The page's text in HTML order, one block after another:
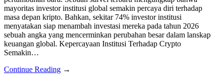
mayoritas investor institusi global semakin percaya diri terhadap
masa depan kripto. Bahkan, sekitar 74% investor institusi
menyatakan siap menambah investasi mereka pada tahun 2026
sebuah angka yang mencerminkan perubahan besar dalam lanskap
keuangan global. Kepercayaan Institusi Terhadap Crypto
Semakin…
Continue Reading →